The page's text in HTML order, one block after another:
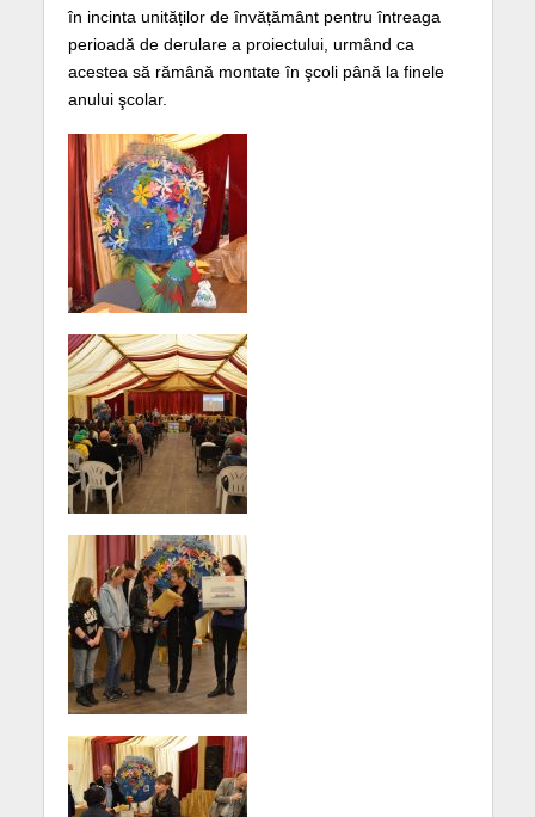
în incinta unităților de învățământ pentru întreaga
perioadă de derulare a proiectului, urmând ca
acestea să rămână montate în şcoli până la finele
anului şcolar.